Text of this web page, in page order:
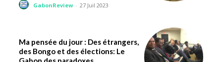
GabonReview - 27 Juil 2023
Ma pensée du jour : Des étrangers,
des Bongo et des élections: Le